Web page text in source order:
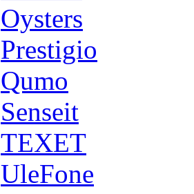
Oysters
Prestigio
Qumo
Senseit
TEXET
UleFone